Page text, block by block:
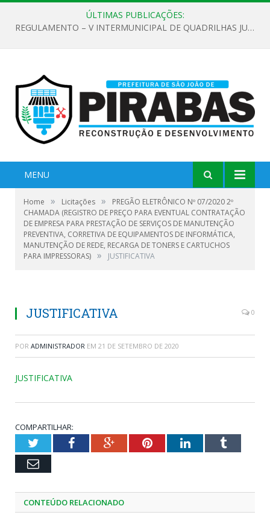
ÚLTIMAS PUBLICAÇÕES:
REGULAMENTO – V INTERMUNICIPAL DE QUADRILHAS JUNINAS 2026
MENU
Home » Licitações »
PREGÃO ELETRÔNICO Nº 07/2020 2º
CHAMADA (REGISTRO DE PREÇO PARA EVENTUAL CONTRATAÇÃO
DE EMPRESA PARA PRESTAÇÃO DE SERVIÇOS DE MANUTENÇÃO
PREVENTIVA, CORRETIVA DE EQUIPAMENTOS DE INFORMÁTICA,
MANUTENÇÃO DE REDE, RECARGA DE TONERS E CARTUCHOS
PARA IMPRESSORAS) » JUSTIFICATIVA
JUSTIFICATIVA 0
POR ADMINISTRADOR EM 21 DE SETEMBRO DE 2020
JUSTIFICATIVA
COMPARTILHAR:
TwitterFacebookGoogle+PinterestLinkedInTumblr
Email
CONTEÚDO RELACIONADO